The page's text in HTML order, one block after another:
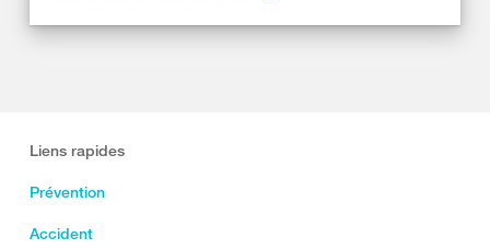
Liens rapides
Prévention
Accident